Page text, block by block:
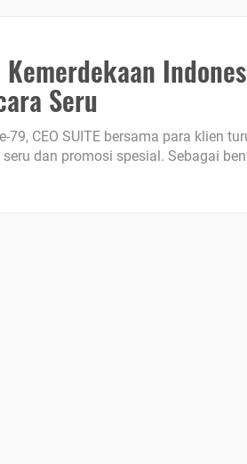
Seru
CEO SUITE bersama para klien
dan promosi spesial. Sebagai